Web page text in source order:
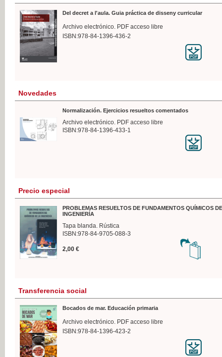
Del decret a l'aula. Guia práctica de disseny curricular
Archivo electrónico. PDF acceso libre
ISBN:978-84-1396-436-2
Novedades
Normalización. Ejercicios resueltos comentados
Archivo electrónico. PDF acceso libre
ISBN:978-84-1396-433-1
Precio especial
PROBLEMAS RESUELTOS DE FUNDAMENTOS QUÍMICOS
INGENIERÍA
Tapa blanda. Rústica
ISBN:978-84-9705-088-3
2,00 €
Transferencia social
Bocados de mar. Educación primaria
Archivo electrónico. PDF acceso libre
ISBN:978-84-1396-423-2